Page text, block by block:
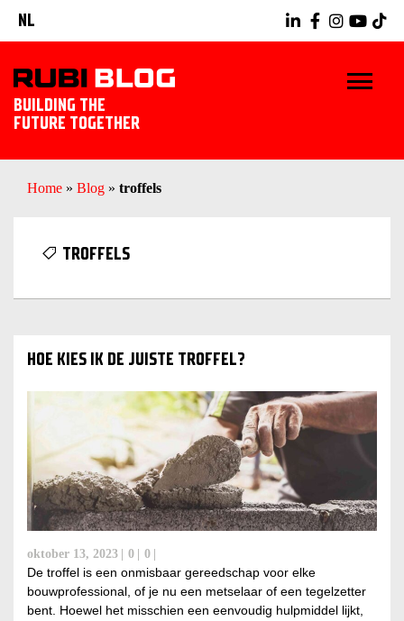
NL
BUILDING THE
FUTURE TOGETHER
HOME
ONTDEK RUBI
Home » Blog » troffels
TROFFELS
HOE KIES IK DE JUISTE TROFFEL?
oktober 13, 2023 0 0
De troffel is een onmisbaar gereedschap voor elke
bouwprofessional, of je nu een metselaar of een tegelzetter
bent. Hoewel het misschien een eenvoudig hulpmiddel lijkt,